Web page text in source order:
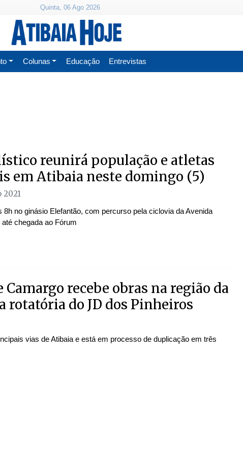
Quinta, 06 Ago 2026
Colunas Educação Entrevistas
reunirá população e atletas
em Atibaia neste domingo (5)
2021
8h no ginásio Elefantão, com percurso pela ciclovia da Avenida
chegada ao Fórum
Camargo recebe obras na região da
rotatória do JD dos Pinheiros
vias de Atibaia e está em processo de duplicação em três